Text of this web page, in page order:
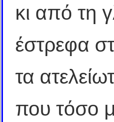
κι από τη
έστρεφα
τα
που τόσο